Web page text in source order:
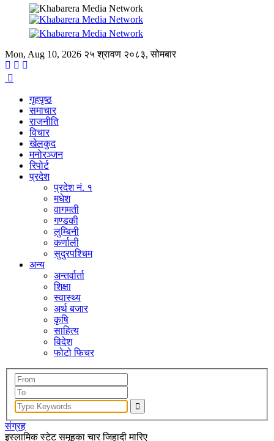
Mon, Aug 10, 2026 २५ श्रावण २०८३, सोमबार
गृहपृष्ठ
समाचार
राजनीति
विचार
खेलकुद
मनोरञ्जन
रिपोर्ट
प्रदेश
प्रदेश नं. १
मधेश
वागमती
गण्डकी
लुम्बिनी
कर्णाली
सुदुरपश्चिम
अन्य
अन्तर्वार्ता
शिक्षा
स्वास्थ्य
अर्थ बजार
कृषि
साहित्य
विदेश
फोटो फिचर
संग्रह
इस्लामिक स्टेट समूहका चार जिहादी मारिए